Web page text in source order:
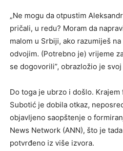
„Ne mogu da otpustim
pričali, u redu? Moram da
malom u Srbiji, ako razumiješ
odvojim. (Potrebno je) vrijeme
se dogovorili”, obrazložio je
Do toga je ubrzo i došlo.
Subotić je dobila otkaz,
objavljeno saopštenje o
News Network (ANN), što je
potvrđeno iz više izvora.